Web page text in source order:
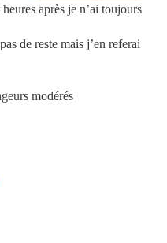
après je n’ai toujours
de reste mais j’en referai
modérés